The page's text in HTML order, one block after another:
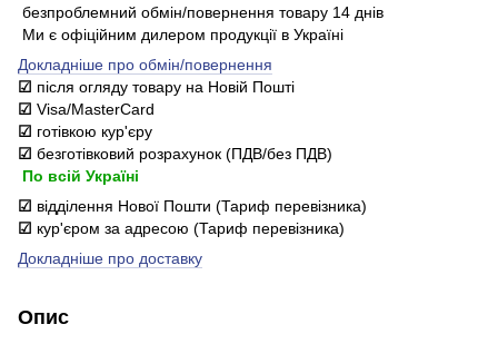
безпроблемний обмін/повернення товару 14 днів
Ми є офіційним дилером продукції в Україні
Докладніше про обмін/повернення
☑ після огляду товару на Новій Пошті
☑ Visa/MasterCard
☑ готівкою кур'єру
☑ безготівковий розрахунок (ПДВ/без ПДВ)
По всій Україні
☑ відділення Нової Пошти (Тариф перевізника)
☑ кур'єром за адресою (Тариф перевізника)
Докладніше про доставку
Опис